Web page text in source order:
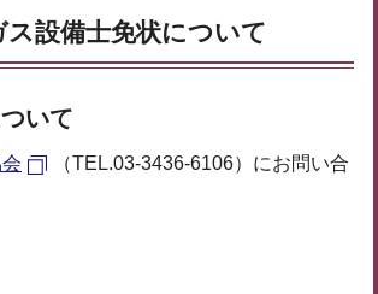
ス設備士免状について
いて
（TEL.03-3436-6106）にお問い合